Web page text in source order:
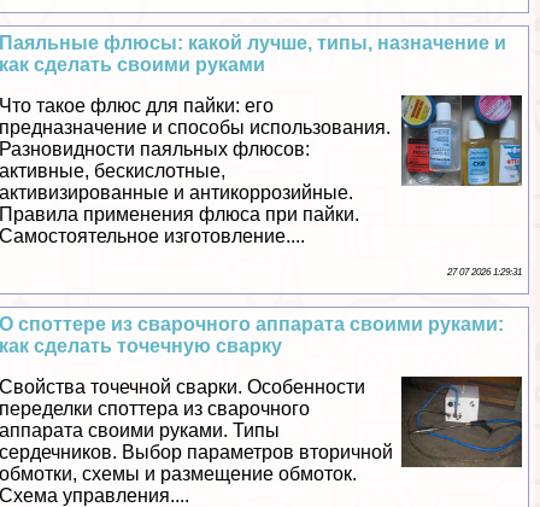
Паяльные флюсы: какой лучше, типы, назначение и
как сделать своими руками
Что такое флюс для пайки: его
предназначение и способы использования.
Разновидности паяльных флюсов:
активные, бескислотные,
активизированные и антикоррозийные.
Правила применения флюса при пайки.
Самостоятельное изготовление....
27 07 2026 1:29:31
О споттере из сварочного аппарата своими руками:
как сделать точечную сварку
Свойства точечной сварки. Особенности
переделки споттера из сварочного
аппарата своими руками. Типы
сердечников. Выбор параметров вторичной
обмотки, схемы и размещение обмоток.
Схема управления....